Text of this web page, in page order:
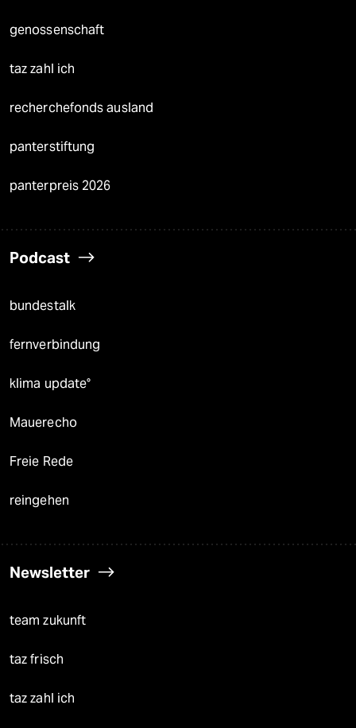
genossenschaft
taz zahl ich
recherchefonds ausland
panterstiftung
panterpreis 2026
Podcast
bundestalk
fernverbindung
klima update°
Mauerecho
Freie Rede
reingehen
Newsletter
team zukunft
taz frisch
taz zahl ich